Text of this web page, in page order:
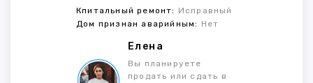
Кпитальный ремонт: Исправный
Дом признан аварийным: Нет
Елена
Вы планируете
продать или сдать в